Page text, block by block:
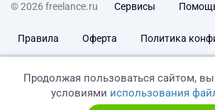
© 2026 freelance.ru Сервисы
Правила Оферта Политика
Продолжая пользоваться сайтом, вы
условиями использования